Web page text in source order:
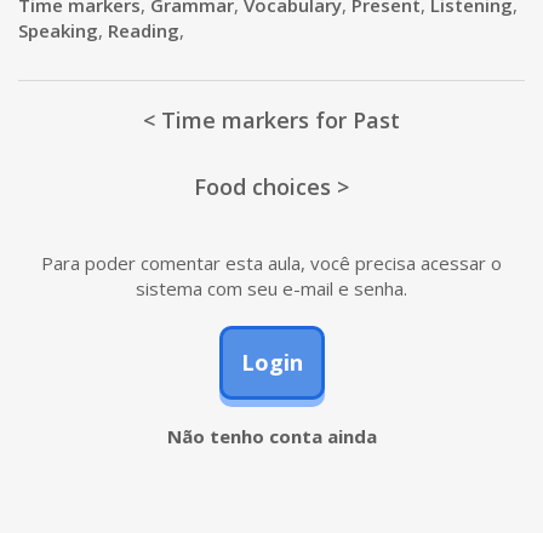
Time markers, Grammar, Vocabulary, Present, Listening,
Speaking, Reading,
< Time markers for Past
Food choices >
Para poder comentar esta aula, você precisa acessar o
sistema com seu e-mail e senha.
Login
Não tenho conta ainda